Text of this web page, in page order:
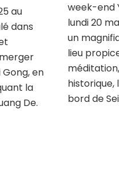
au
dans
en
la
De.
week-end
lundi 20
un
lieu
historique,
bord de